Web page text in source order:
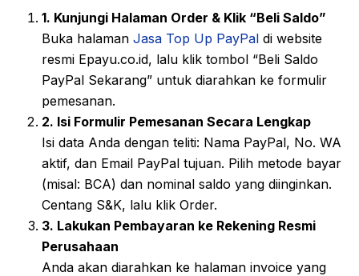
1. Kunjungi Halaman Order & Klik “Beli Saldo”
Buka halaman Jasa Top Up PayPal di website
resmi Epayu.co.id, lalu klik tombol “Beli Saldo
PayPal Sekarang” untuk diarahkan ke formulir
pemesanan.
2. Isi Formulir Pemesanan Secara Lengkap
Isi data Anda dengan teliti: Nama PayPal, No. WA
aktif, dan Email PayPal tujuan. Pilih metode bayar
(misal: BCA) dan nominal saldo yang diinginkan.
Centang S&K, lalu klik Order.
3. Lakukan Pembayaran ke Rekening Resmi
Perusahaan
Anda akan diarahkan ke halaman invoice yang